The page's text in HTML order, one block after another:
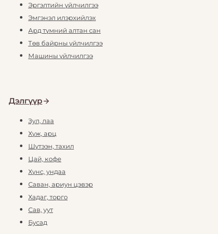
Эргэлтийн үйлчилгээ
Эмгэнэл илэрхийлэх
Ард түмний алтан сан
Төв байрны үйлчилгээ
Машины үйлчилгээ
Дэлгүүр
Зул, лаа
Хүж, арц
Шүтээн, тахил
Цай, кофе
Хүнс, ундаа
Саван, ариун цэвэр
Хадаг, торго
Сав, уут
Бусад